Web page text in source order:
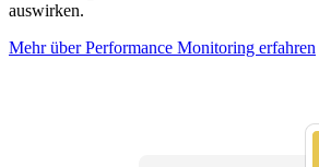
auswirken.
Mehr über Performance Monitoring erfahren